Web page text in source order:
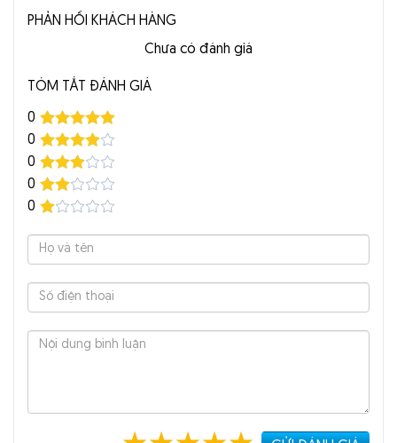
PHẢN HỒI KHÁCH HÀNG
Chưa có đánh giá
TÓM TẮT ĐÁNH GIÁ
0
0
0
0
0